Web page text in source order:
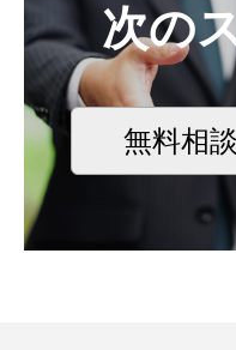
次の
無料相